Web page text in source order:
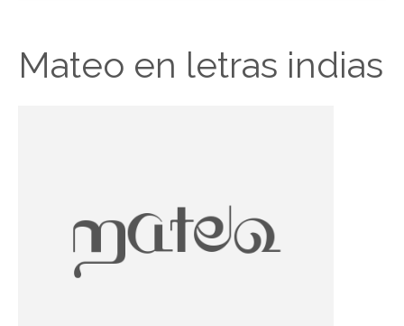
Mateo en letras indias